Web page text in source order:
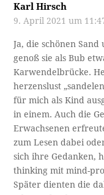
Karl Hirsch
9. April 2021 um
Ja, die schönen
genoß sie als Bub
Karwendelbrücke.
herzenslust
für mich als Kind
in einem. Auch die
Erwachsenen
zum Lesen dabei
sich ihre Gedanken,
thinking mit mind-
Später dienten die